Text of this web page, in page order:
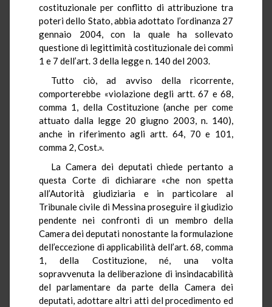
costituzionale per conflitto di attribuzione tra
poteri dello Stato, abbia adottato l’ordinanza 27
gennaio 2004, con la quale ha sollevato
questione di legittimità costituzionale dei commi
1 e 7 dell’art. 3 della legge n. 140 del 2003.
Tutto ciò, ad avviso della ricorrente,
comporterebbe «violazione degli artt. 67 e 68,
comma 1, della Costituzione (anche per come
attuato dalla legge 20 giugno 2003, n. 140),
anche in riferimento agli artt. 64, 70 e 101,
comma 2, Cost.».
La Camera dei deputati chiede pertanto a
questa Corte di dichiarare «che non spetta
all’Autorità giudiziaria e in particolare al
Tribunale civile di Messina proseguire il giudizio
pendente nei confronti di un membro della
Camera dei deputati nonostante la formulazione
dell’eccezione di applicabilità dell’art. 68, comma
1, della Costituzione, né, una volta
sopravvenuta la deliberazione di insindacabilità
del parlamentare da parte della Camera dei
deputati, adottare altri atti del procedimento ed